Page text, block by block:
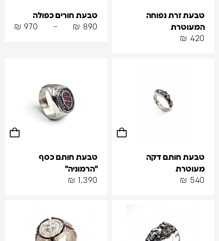
טבעת זרת נפוחה
המעוטרת
₪ 420
טבעת חורים כפולה
₪ 890
–
₪ 970
טבעת חותם דקה
מעוטרת
₪ 540
טבעת חותם כסף
"הרמוניה"
₪ 1,390